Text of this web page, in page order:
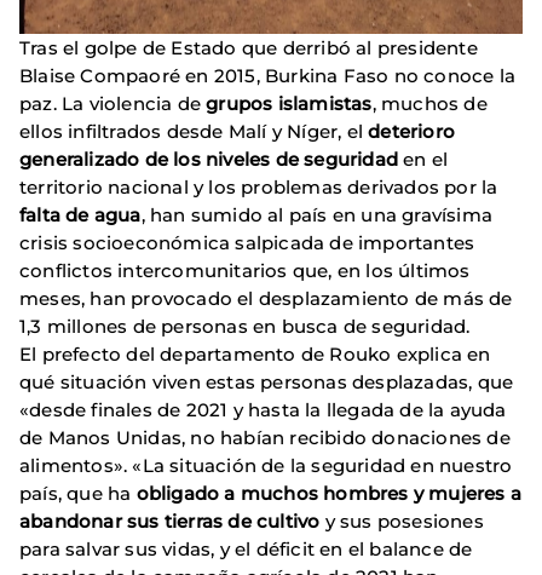
Tras el golpe de Estado que derribó al presidente
Blaise Compaoré en 2015, Burkina Faso no conoce la
paz. La violencia degrupos islamistas, muchos de
ellos infiltrados desde Malí y Níger, eldeterioro
generalizado de los niveles de seguridad en el
territorio nacional y los problemas derivados por la
falta de agua, han sumido al país en una gravísima
crisis socioeconómica salpicada de importantes
conflictos intercomunitarios que, en los últimos
meses, han provocado el desplazamiento de más de
1,3 millones de personas en busca de seguridad.
El prefecto del departamento de Rouko explica en
qué situación viven estas personas desplazadas, que
«desde finales de 2021 y hasta la llegada de la ayuda
de Manos Unidas, no habían recibido donaciones de
alimentos». «La situación de la seguridad en nuestro
país, que ha obligado a muchos hombres y mujeres a
abandonar sus tierras de cultivo y sus posesiones
para salvar sus vidas, y el déficit en el balance de